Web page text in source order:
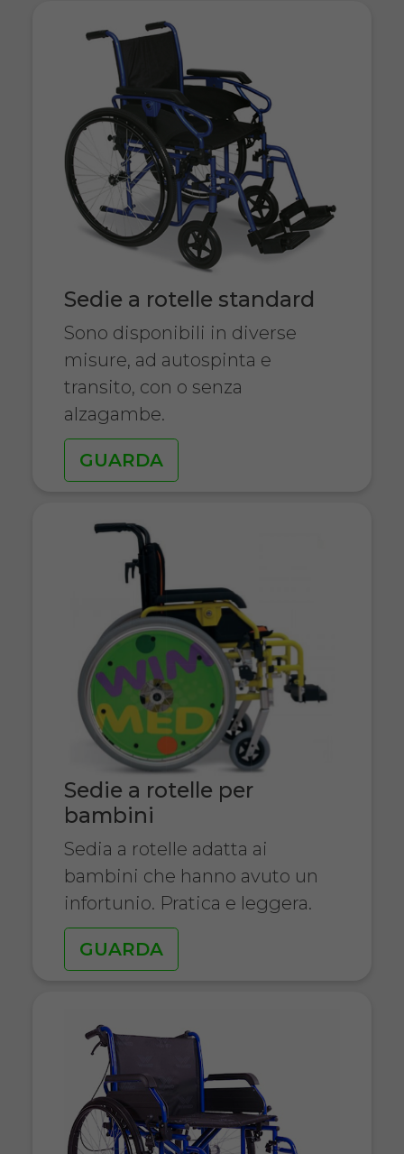
Sedie a rotelle standard
Sono disponibili in diverse
misure, ad autospinta e
transito, con o senza
alzagambe.
GUARDA
Sedie a rotelle per
bambini
Sedia a rotelle adatta ai
bambini che hanno avuto un
infortunio. Pratica e leggera.
GUARDA